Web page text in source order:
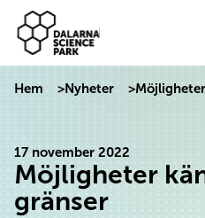
Hoppa till innehåll
Dalarna Science Park
Hem >Nyheter >
17 november 2022
Möjligheter
gränser